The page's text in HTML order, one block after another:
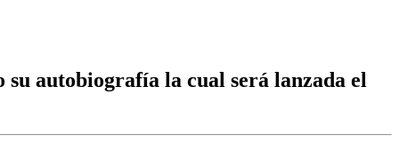
autobiografía la cual será lanzada el